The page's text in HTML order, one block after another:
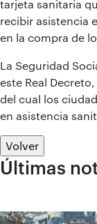
tarjeta sanitaria
recibir asistencia
en la compra de
La Seguridad
este Real
del cual los
en asistencia
Volver
Últimas